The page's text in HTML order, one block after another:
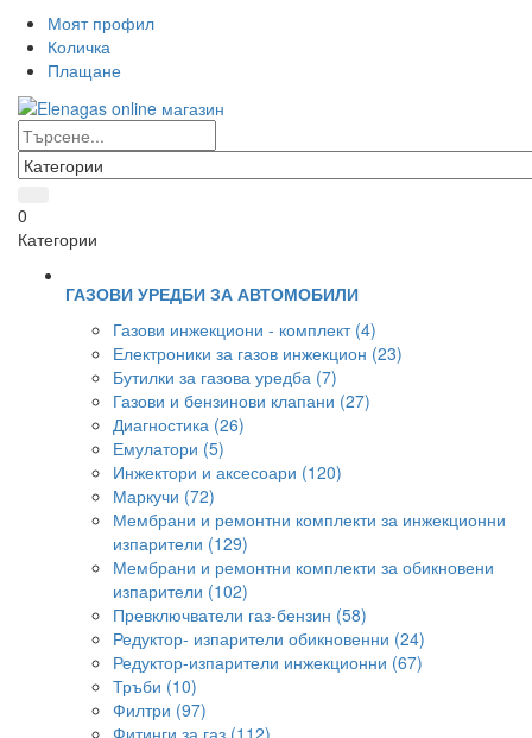
Моят профил
Количка
Плащане
0
Категории
ГАЗОВИ УРЕДБИ ЗА АВТОМОБИЛИ
Газови инжекциони - комплект (4)
Електроники за газов инжекцион (23)
Бутилки за газова уредба (7)
Газови и бензинови клапани (27)
Диагностика (26)
Емулатори (5)
Инжектори и аксесоари (120)
Маркучи (72)
Мембрани и ремонтни комплекти за инжекционни
изпарители (129)
Мембрани и ремонтни комплекти за обикновени
изпарители (102)
Превключватели газ-бензин (58)
Редуктор- изпарители обикновенни (24)
Редуктор-изпарители инжекционни (67)
Тръби (10)
Филтри (97)